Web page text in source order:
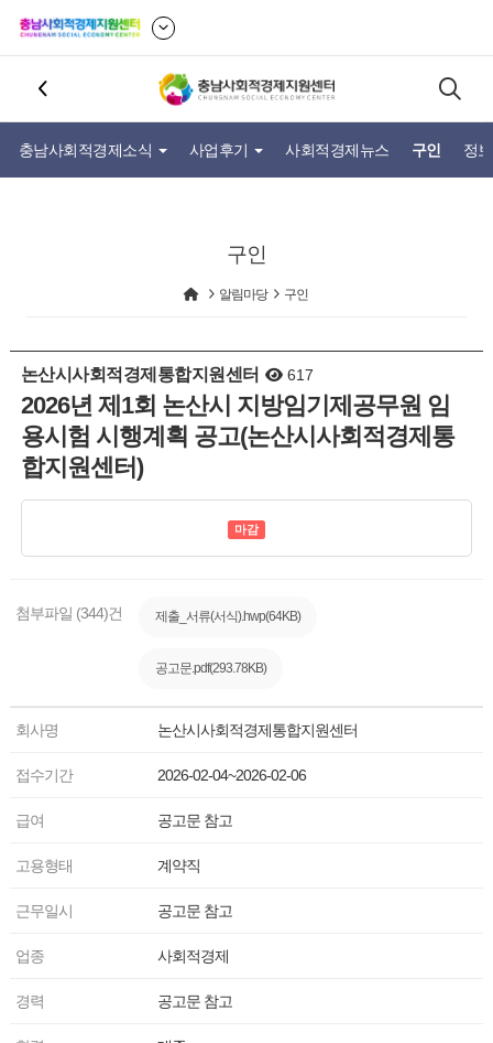
충남사회적경제소식 사업후기 사회적경제뉴스 구인 정
구인
알림마당 구인
논산시사회적경제통합지원센터 617
2026년 제1회 논산시 지방임기제공무원 임
용시험 시행계획 공고(논산시사회적경제통
합지원센터)
마감
첨부파일 (344)건 제출_서류(서식).hwp(64KB)
공고문.pdf(293.78KB)
회사명 논산시사회적경제통합지원센터
접수기간 2026-02-04~2026-02-06
급여 공고문 참고
고용형태 계약직
근무일시 공고문 참고
업종 사회적경제
경력 공고문 참고